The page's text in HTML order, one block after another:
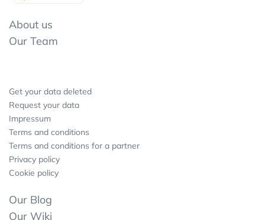
About us
Our Team
Get your data deleted
Request your data
Impressum
Terms and conditions
Terms and conditions for a partner
Privacy policy
Cookie policy
Our Blog
Our Wiki